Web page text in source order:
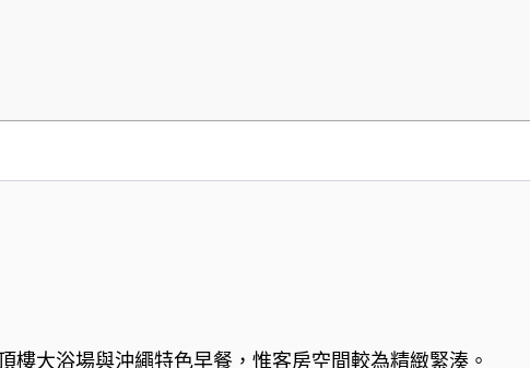
樓大浴場與沖繩特色早餐，惟客房空間較為精緻緊湊。